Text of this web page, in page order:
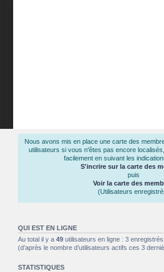
Nous avons mis en place une carte des
utilisateurs si vous n'êtes pas encore
facilement en suivant les
S'incrire sur la carte des
puis
Voir la carte des
(Utilisateurs
QUI EST EN LIGNE
Au total il y a49 utilisateurs en ligne : 3
(d’après le nombre d’utilisateurs actifs ces 3
STATISTIQUES